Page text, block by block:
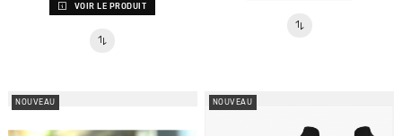
VOIR LE PRODUIT
NOUVEAU NOUVEAU